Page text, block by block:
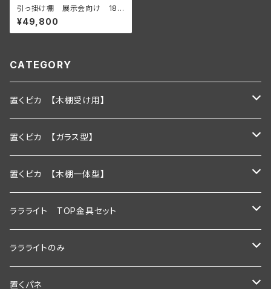
引っ掛け棚 展示会向け 180
0ｍｍタイプ(照明付き棚板2枚
付き)
¥49,800
CATEGORY
置くピカ 【木棚受け用】
600ｍｍ
900ｍｍ
1200ｍｍ
600ｍｍ以下
900ｍｍ以下
置くピカ 【ガラス型】
600ｍｍ
900ｍｍ
1200ｍｍ
600ｍｍ以下
置くピカ 【木棚一体型】
600mm
900mm
1200ｍｍ
ララライト TOP金具セット
600ｍｍ
900ｍｍ
ララライトのみ
600ｍｍ
置くパネ